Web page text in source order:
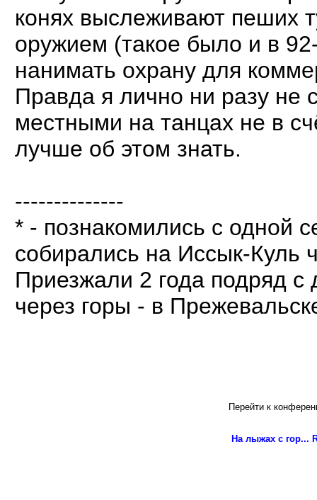
конях выслеживают пеших
оружием (такое было и в
нанимать охрану для
Правда я лично ни разу не
местными на танцах не в
лучше об этом знать.
--------------
* - познакомились с одной
собирались на Иссык-Куль
Приезжали 2 года подряд с
через горы - в
Перейти к
На лыжах с гор...